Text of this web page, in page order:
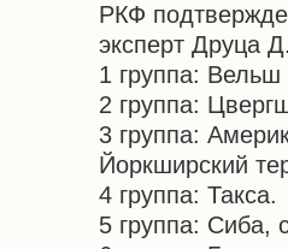
РКФ
эксперт Друца
1 группа: Вельш
2 группа:
3 группа:
Йоркширский
4 группа: Такса.
5 группа: Сиба,